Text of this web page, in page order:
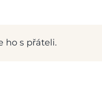
ho s přáteli.